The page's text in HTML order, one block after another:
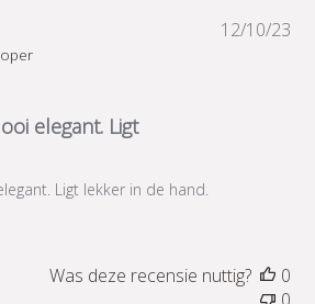
elegant. Ligt
Ligt lekker in de hand.
12/10/23
Was deze recensie nuttig?
0